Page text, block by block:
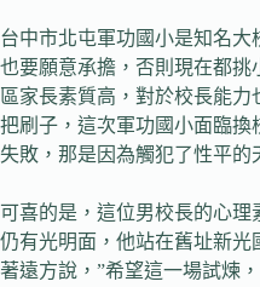
台中市北屯軍功國小是知名大
也要願意承擔，否則現在都
區家長素質高，對於校長能
把刷子，這次軍功國小面臨換
失敗，那是因為觸犯了性平的
可喜的是，這位男校長的心
仍有光明面，他站在舊址新
著遠方說，”希望這一場試煉